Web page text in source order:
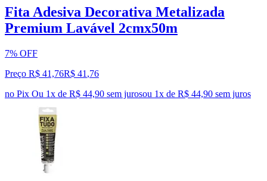
Fita Adesiva Decorativa Metalizada
Premium Lavável 2cmx50m
7% OFF
Preço R$ 41,76R$ 41 ,76
no Pix Ou 1x de R$ 44,90 sem jurosou 1x de R$ 44,90 sem juros